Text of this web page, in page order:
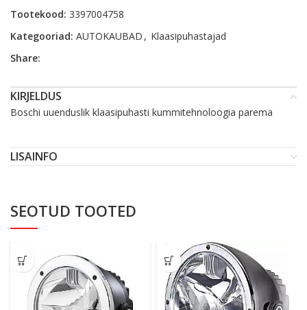
Tootekood: 3397004758
Kategooriad: AUTOKAUBAD , Klaasipuhastajad
Share:
KIRJELDUS
Boschi uuenduslik klaasipuhasti kummitehnoloogia parema
LISAINFO
SEOTUD TOOTED